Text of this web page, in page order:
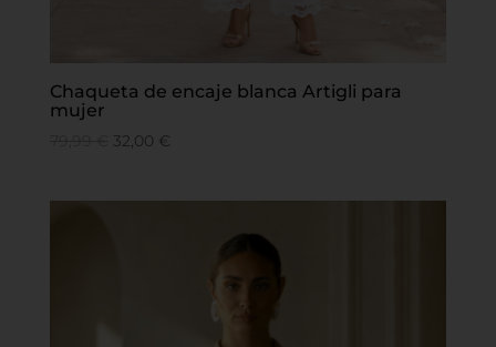
Chaqueta de encaje blanca Artigli para
mujer
32,00 €